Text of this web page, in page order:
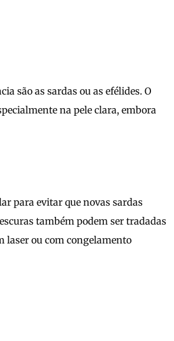
são as sardas ou as efélides. O
na pele clara, embora
para evitar que novas sardas
também podem ser tradadas
laser ou com congelamento